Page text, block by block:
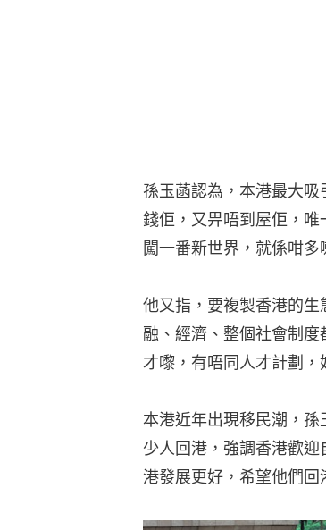
孫玉菡認為，本港最大
錢佢，又畀唔到屋佢，
闖一番新世界，就係咁多
他又指，要複製香港的
融、經濟、整個社會制
才嚟，有唔同人才計劃，
本港近年出現移民潮，
少人回港，強調香港歡
港發展更好，希望他們回